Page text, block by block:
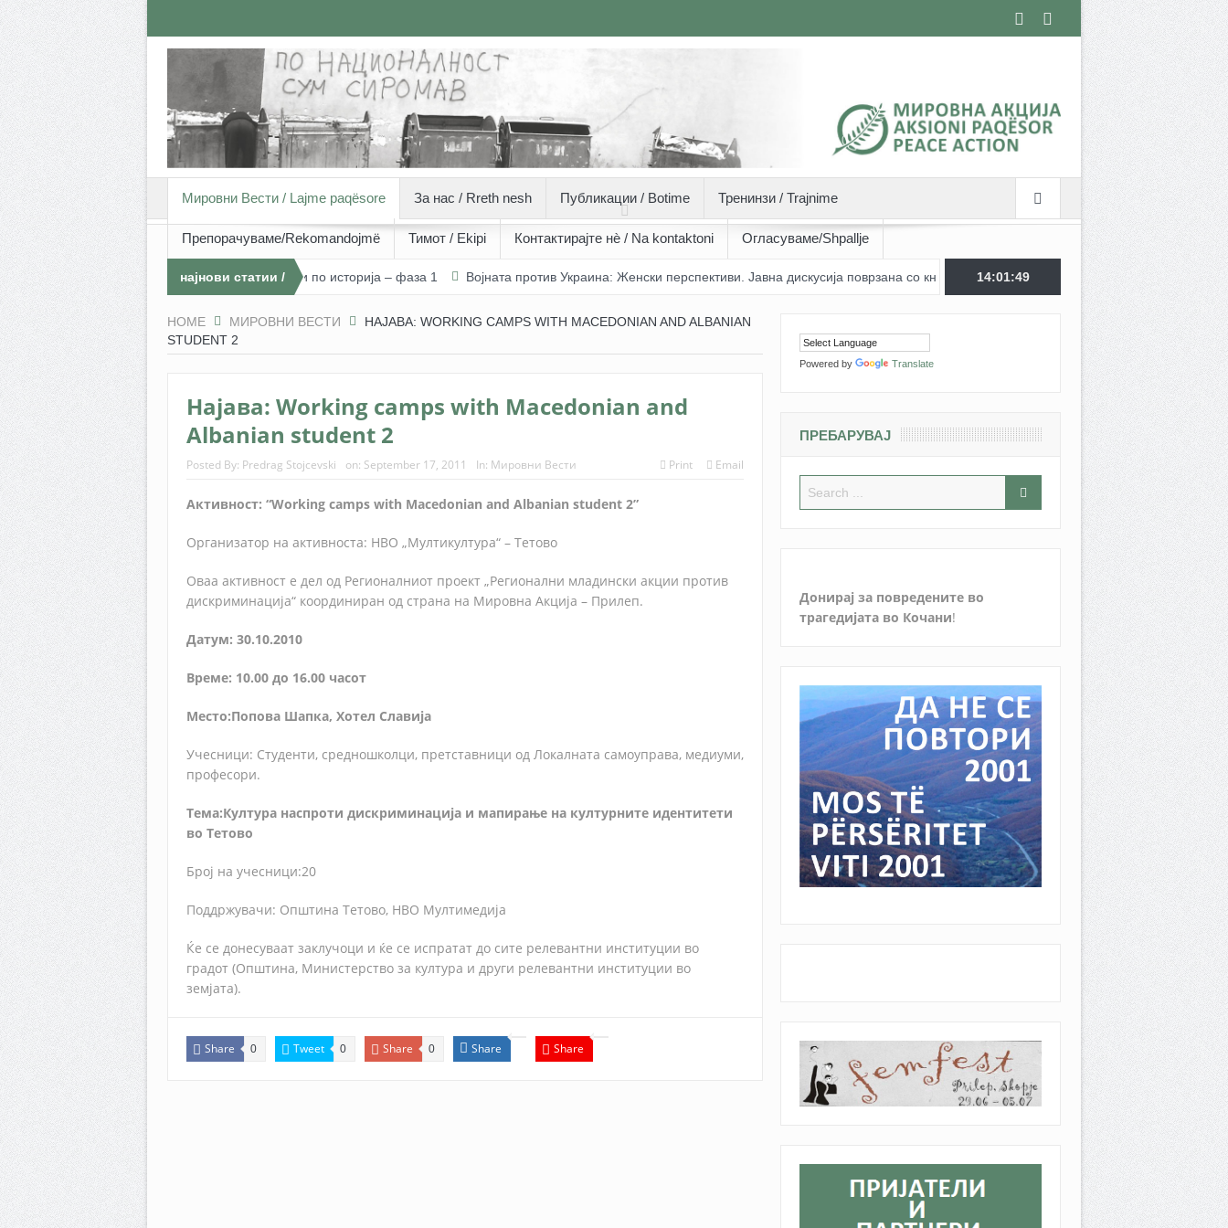
Мировни Вести / Lajme paqësore За нас / Rreth nesh Публикации / Botime Тренинзи / Trajnime
Препорачуваме/Rekomandojmë Тимот / Ekipi Контактирајте нѐ / Na kontaktoni Огласуваме/Shpallje
најнови статии /
artikujt më të ri
програма со наставници– професори по историја – фаза 1 Војната против Украина: Женски перспективи. Јавна дискусија поврзана со книгата „Градот каде започна војната“
i paqes dhe foto-reportazhi – Arbnora Memeti (26 vjeçe) I Изградба на мир и фоторепортерство – Арбнора Мемети (26 години)
14:01:49
HOME МИРОВНИ ВЕСТИ
НАЈАВА: WORKING CAMPS WITH MACEDONIAN AND ALBANIAN
STUDENT 2
Најава: Working camps with Macedonian and
Albanian student 2
Posted By: Predrag Stojcevski on: September 17, 2011 In: Мировни Вести Print Email
Активност: “Working camps with Macedonian and Albanian student 2”
Организатор на активноста: НВО „Мултикултура“ – Тетово
Оваа активност е дел од Регионалниот проект „Регионални младински акции против
дискриминација“ координиран од страна на Мировна Акција – Прилеп.
Датум: 30.10.2010
Време: 10.00 до 16.00 часот
Место:Попова Шапка, Хотел Славија
Учесници: Студенти, средношколци, претставници од Локалната самоуправа, медиуми,
професори.
Тема:Култура наспроти дискриминација и мапирање на културните идентитети
во Тетово
Број на учесници:20
Поддржувачи: Општина Тетово, НВО Мултимедија
Ќе се донесуваат заклучоци и ќе се испратат до сите релевантни институции во
градот (Општина, Министерство за култура и други релевантни институции во
земјата).
Share 0 Tweet 0 Share 0 Share Share
Powered by Translate
ПРЕБАРУВАЈ
Донирај за повредените во
трагедијата во Кочани!